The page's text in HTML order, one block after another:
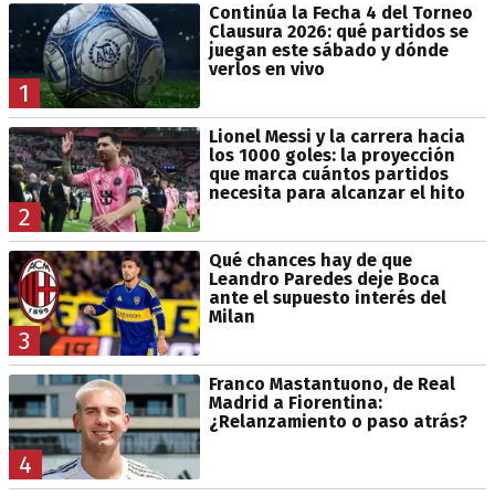
1
Continúa la Fecha 4 del Torneo
Clausura 2026: qué partidos se
juegan este sábado y dónde
verlos en vivo
2
Lionel Messi y la carrera hacia
los 1000 goles: la proyección
que marca cuántos partidos
necesita para alcanzar el hito
3
Qué chances hay de que
Leandro Paredes deje Boca
ante el supuesto interés del
Milan
4
Franco Mastantuono, de Real
Madrid a Fiorentina:
¿Relanzamiento o paso atrás?